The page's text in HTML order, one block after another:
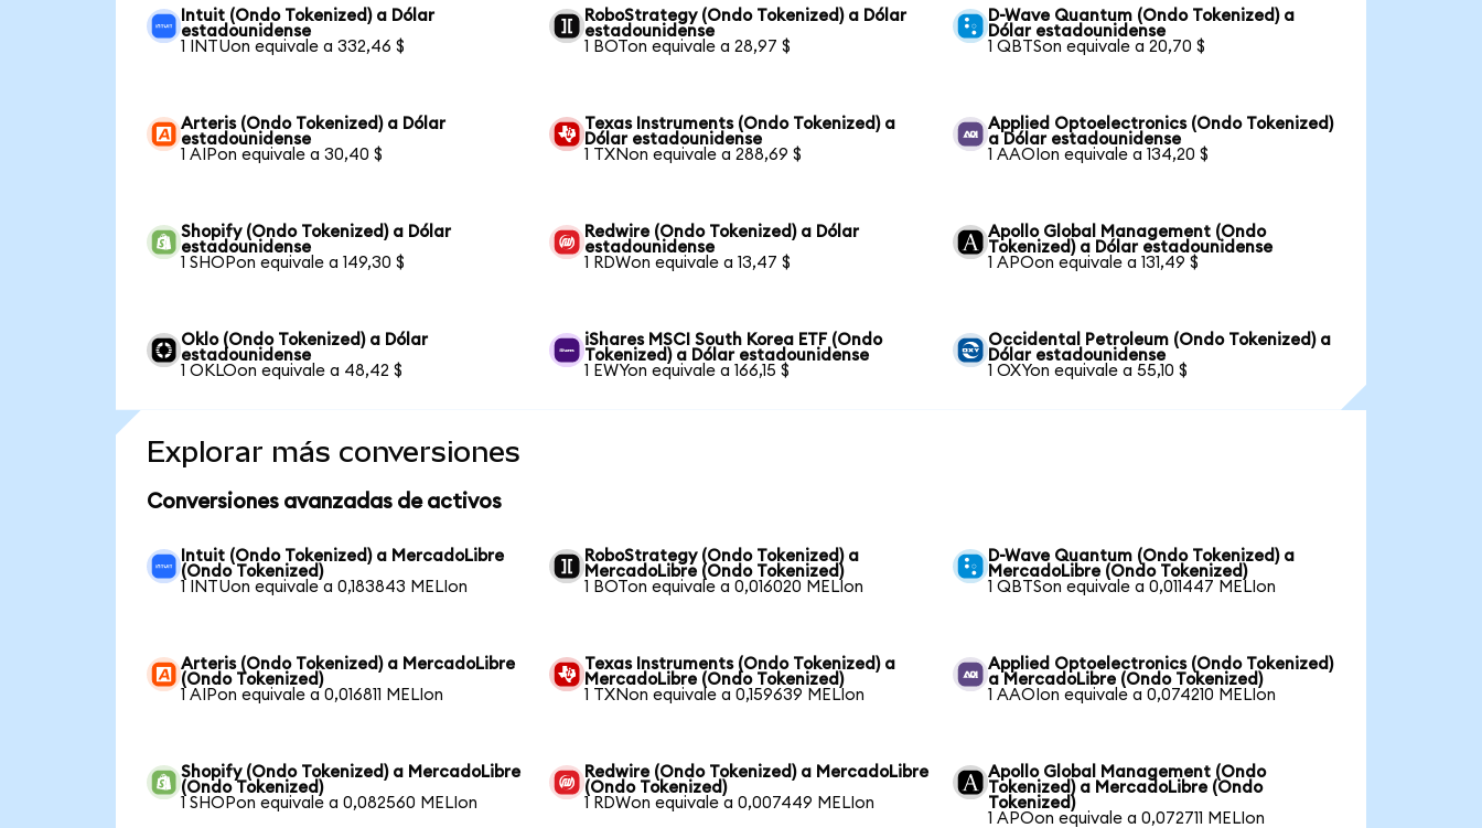
Intuit (Ondo Tokenized) a Dólar
estadounidense
1 INTUon equivale a 332,46 $
RoboStrategy (Ondo Tokenized) a Dólar
estadounidense
1 BOTon equivale a 28,97 $
D-Wave Quantum (Ondo Tokenized) a
Dólar estadounidense
1 QBTSon equivale a 20,70 $
Arteris (Ondo Tokenized) a Dólar
estadounidense
1 AIPon equivale a 30,40 $
Texas Instruments (Ondo Tokenized) a
Dólar estadounidense
1 TXNon equivale a 288,69 $
Applied Optoelectronics (Ondo Tokenized)
a Dólar estadounidense
1 AAOIon equivale a 134,20 $
Shopify (Ondo Tokenized) a Dólar
estadounidense
1 SHOPon equivale a 149,30 $
Redwire (Ondo Tokenized) a Dólar
estadounidense
1 RDWon equivale a 13,47 $
Apollo Global Management (Ondo
Tokenized) a Dólar estadounidense
1 APOon equivale a 131,49 $
Oklo (Ondo Tokenized) a Dólar
estadounidense
1 OKLOon equivale a 48,42 $
iShares MSCI South Korea ETF (Ondo
Tokenized) a Dólar estadounidense
1 EWYon equivale a 166,15 $
Occidental Petroleum (Ondo Tokenized) a
Dólar estadounidense
1 OXYon equivale a 55,10 $
Explorar más conversiones
Conversiones avanzadas de activos
Intuit (Ondo Tokenized) a MercadoLibre
(Ondo Tokenized)
1 INTUon equivale a 0,183843 MELIon
RoboStrategy (Ondo Tokenized) a
MercadoLibre (Ondo Tokenized)
1 BOTon equivale a 0,016020 MELIon
D-Wave Quantum (Ondo Tokenized) a
MercadoLibre (Ondo Tokenized)
1 QBTSon equivale a 0,011447 MELIon
Arteris (Ondo Tokenized) a MercadoLibre
(Ondo Tokenized)
1 AIPon equivale a 0,016811 MELIon
Texas Instruments (Ondo Tokenized) a
MercadoLibre (Ondo Tokenized)
1 TXNon equivale a 0,159639 MELIon
Applied Optoelectronics (Ondo Tokenized)
a MercadoLibre (Ondo Tokenized)
1 AAOIon equivale a 0,074210 MELIon
Shopify (Ondo Tokenized) a MercadoLibre
(Ondo Tokenized)
1 SHOPon equivale a 0,082560 MELIon
Redwire (Ondo Tokenized) a MercadoLibre
(Ondo Tokenized)
1 RDWon equivale a 0,007449 MELIon
Apollo Global Management (Ondo
Tokenized) a MercadoLibre (Ondo
Tokenized)
1 APOon equivale a 0,072711 MELIon